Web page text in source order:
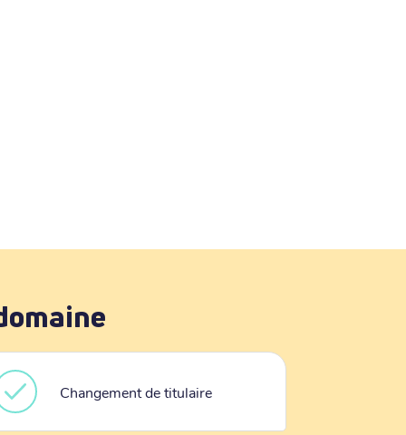
Changement de titulaire